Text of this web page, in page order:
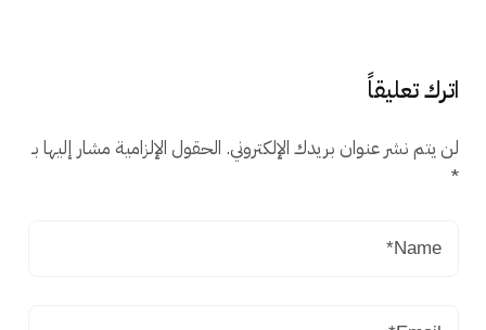
اترك تعليقاً
لن يتم نشر عنوان بريدك الإلكتروني. الحقول الإلزامية مشار إليها بـ
*